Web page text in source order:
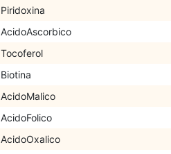
Piridoxina
AcidoAscorbico
Tocoferol
Biotina
AcidoMalico
AcidoFolico
AcidoOxalico